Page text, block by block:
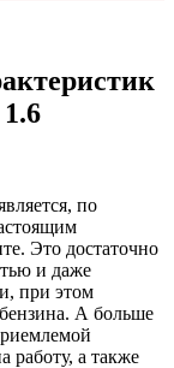
по
Это достаточно
и даже
при этом
А больше
работу, а также